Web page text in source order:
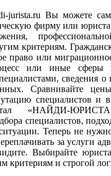
jurista.ru Вы можете
фирму или
критериям.
право или миграционное
или иные сферы
сведения
Сравнивайте
специалистов и
«НАЙДИ-ЮРИСТА»
специалистов,
Теперь не
за услуги
Выбирайте
критериям и строгой